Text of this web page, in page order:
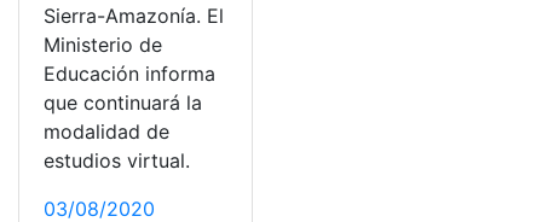
Sierra-Amazonía. El
Ministerio de
Educación informa
que continuará la
modalidad de
estudios virtual.
03/08/2020